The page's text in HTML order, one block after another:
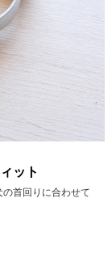
ット
首回りに合わせて